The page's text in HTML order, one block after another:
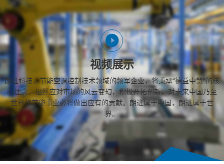
视频展示
朗进科技，节能空调控制技术领域的领军企业，将秉承“德益中慧”的核
心理念，坦然应对市场的风云变幻，积极开拓创新，对未来中国乃至
世界的节能事业必将做出应有的贡献。朗进属于中国，朗进属于世
界。